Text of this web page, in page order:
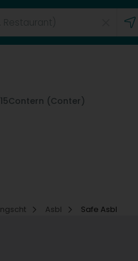
Contern (Conter)
Asbl Safe Asbl